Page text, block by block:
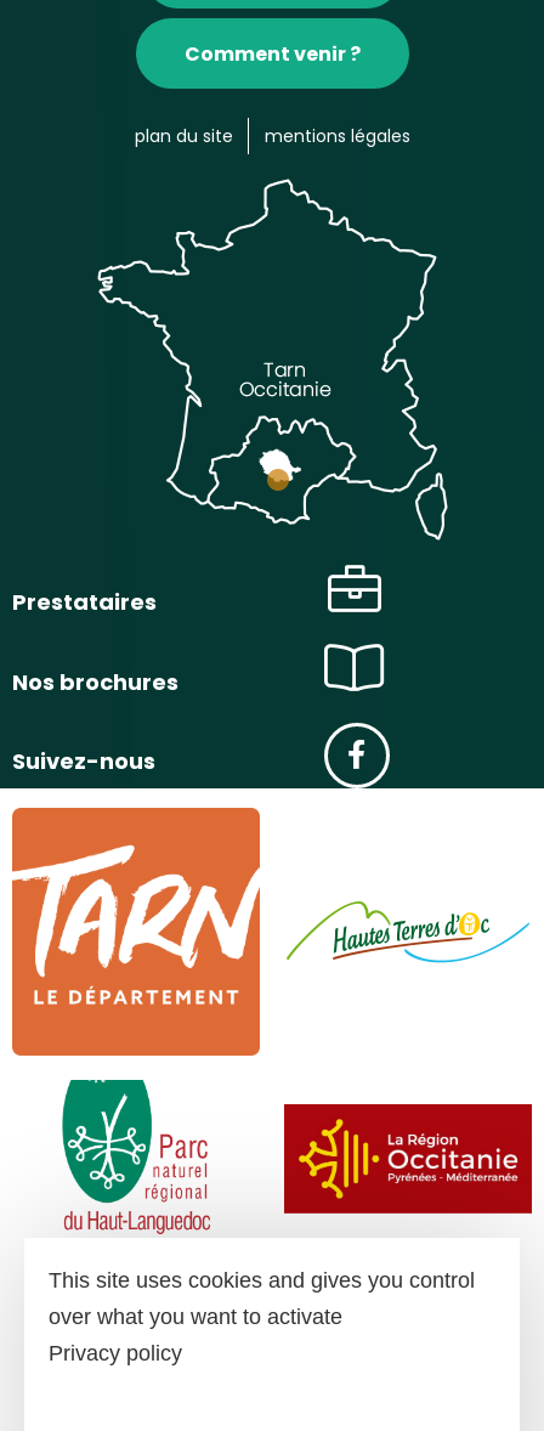
Comment venir ?
plan du site mentions légales
Prestataires
Nos brochures
Suivez-nous
This site uses cookies and gives you control
over what you want to activate
Privacy policy